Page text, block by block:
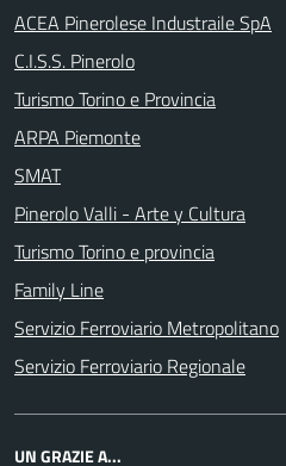
ACEA Pinerolese Industraile SpA
C.I.S.S. Pinerolo
Turismo Torino e Provincia
ARPA Piemonte
SMAT
Pinerolo Valli - Arte y Cultura
Turismo Torino e provincia
Family Line
Servizio Ferroviario Metropolitano
Servizio Ferroviario Regionale
UN GRAZIE A...